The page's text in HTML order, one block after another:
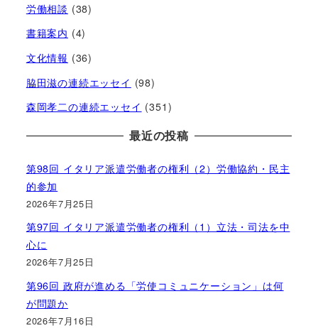
労働相談 (38)
書籍案内 (4)
文化情報 (36)
脇田滋の連続エッセイ (98)
森岡孝二の連続エッセイ (351)
最近の投稿
第98回 イタリア派遣労働者の権利（2）労働協約・民主
的参加
2026年7月25日
第97回 イタリア派遣労働者の権利（1）立法・司法を中
心に
2026年7月25日
第96回 政府が進める「労使コミュニケーション」は何
が問題か
2026年7月16日